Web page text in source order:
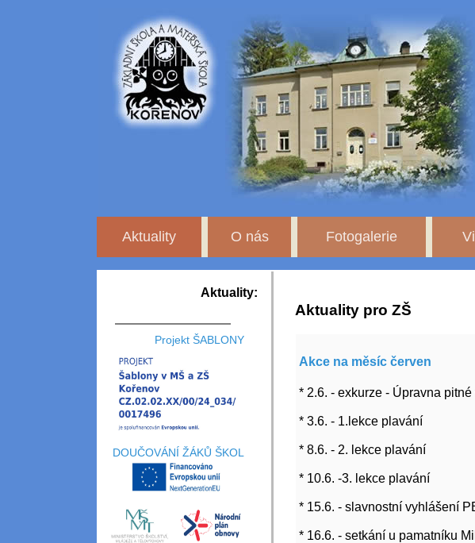
Aktuality O nás Fotogalerie
Aktuality:
Projekt ŠABLONY
DOUČOVÁNÍ ŽÁKŮ ŠKOL
Aktuality pro ZŠ
Akce na měsíc červen
* 2.6. - exkurze - Úpravna
* 3.6. - 1.lekce plavání
* 8.6. - 2. lekce plavání
* 10.6. -3. lekce plavání
* 15.6. - slavnostní vyhlášení
* 16.6. - setkání u pamatníku